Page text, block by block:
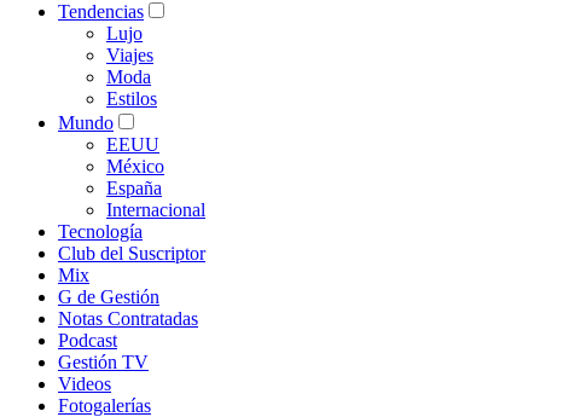
Tendencias
Lujo
Viajes
Moda
Estilos
Mundo
EEUU
México
España
Internacional
Tecnología
Club del Suscriptor
Mix
G de Gestión
Notas Contratadas
Podcast
Gestión TV
Videos
Fotogalerías